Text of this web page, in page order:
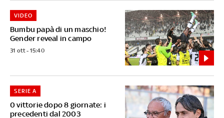
Bumbu papà di un maschio!
Gender reveal in campo
VIDEO
31 ott - 15:40
0 vittorie dopo 8 giornate: i
precedenti dal 2003
SERIE A